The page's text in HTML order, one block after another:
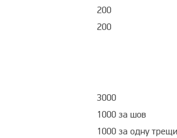
200
200
3000
1000 за шов
1000 за одну